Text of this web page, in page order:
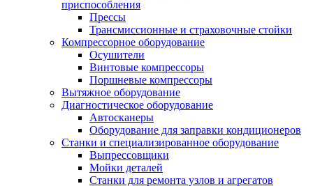
приспособления
Прессы
Трансмиссионные и страховочные стойки
Компрессорное оборудование
Осушители
Винтовые компрессоры
Поршневые компрессоры
Вытяжное оборудование
Диагностическое оборудование
Автосканеры
Оборудование для заправки кондиционеров
Станки и специализированное оборудование
Выпрессовщики
Мойки деталей
Станки для ремонта узлов и агрегатов